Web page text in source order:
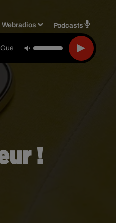
Webradios Podcasts
& Jennifer Lopez
!